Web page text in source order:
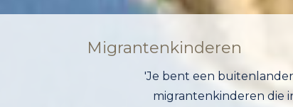
Migrantenkinderen
'Je bent een
migrantenkinderen die